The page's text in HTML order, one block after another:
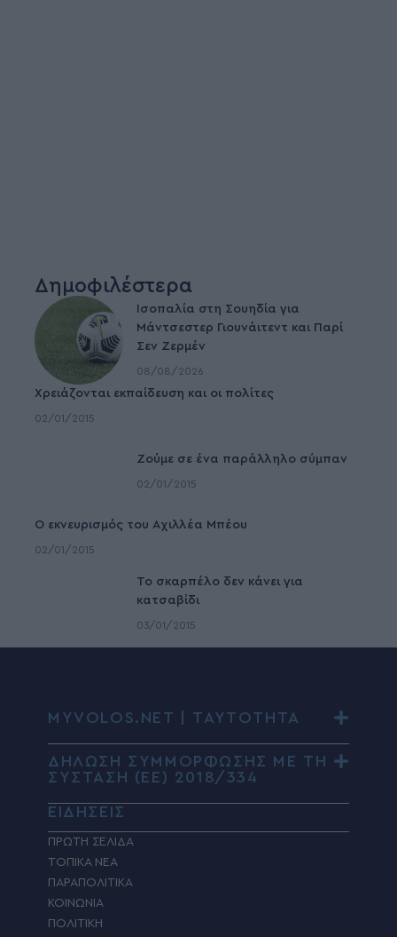
Δημοφιλέστερα
Ισοπαλία στη Σουηδία για
Μάντσεστερ Γιουνάιτεντ και Παρί
Σεν Ζερμέν
08/08/2026
Χρειάζονται εκπαίδευση και οι πολίτες
02/01/2015
Ζούμε σε ένα παράλληλο σύμπαν
02/01/2015
Ο εκνευρισμός του Αχιλλέα Μπέου
02/01/2015
To σκαρπέλο δεν κάνει για
κατσαβίδι
03/01/2015
MYVOLOS.NET | ΤΑΥΤΟΤΗΤΑ
ΔΗΛΩΣΗ ΣΥΜΜΟΡΦΩΣΗΣ ΜΕ ΤΗ
ΣΥΣΤΑΣΗ (ΕΕ) 2018/334
ΕΙΔΗΣΕΙΣ
ΠΡΩΤΗ ΣΕΛΙΔΑ
ΤΟΠΙΚΑ ΝΕΑ
ΠΑΡΑΠΟΛΙΤΙΚΑ
ΚΟΙΝΩΝΙΑ
ΠΟΛΙΤΙΚΗ